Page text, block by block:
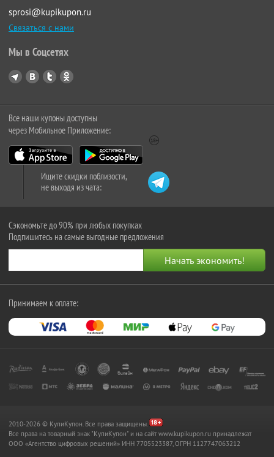
sprosi@kupikupon.ru
Связаться с нами
Мы в Соцсетях
Все наши купоны доступны
через Мобильное Приложение:
Ищите скидки поблизости,
не выходя из чата:
Сэкономьте до 90% при любых покупках
Подпишитесь на самые выгодные предложения
Принимаем к оплате:
2010-2026 © КупиКупон. Все права защищены.
Все права на товарный знак "КупиКупон" и на сайт www.kupikupon.ru принадлежат
OOO «Агентство цифровых решений» ИНН 7705523387, ОГРН 1127747063212